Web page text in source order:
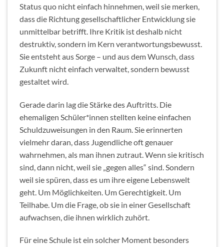
Status quo nicht einfach hinnehmen, weil sie merken,
dass die Richtung gesellschaftlicher Entwicklung sie
unmittelbar betrifft. Ihre Kritik ist deshalb nicht
destruktiv, sondern im Kern verantwortungsbewusst.
Sie entsteht aus Sorge – und aus dem Wunsch, dass
Zukunft nicht einfach verwaltet, sondern bewusst
gestaltet wird.
Gerade darin lag die Stärke des Auftritts. Die
ehemaligen Schüler*innen stellten keine einfachen
Schuldzuweisungen in den Raum. Sie erinnerten
vielmehr daran, dass Jugendliche oft genauer
wahrnehmen, als man ihnen zutraut. Wenn sie kritisch
sind, dann nicht, weil sie „gegen alles“ sind. Sondern
weil sie spüren, dass es um ihre eigene Lebenswelt
geht. Um Möglichkeiten. Um Gerechtigkeit. Um
Teilhabe. Um die Frage, ob sie in einer Gesellschaft
aufwachsen, die ihnen wirklich zuhört.
Für eine Schule ist ein solcher Moment besonders